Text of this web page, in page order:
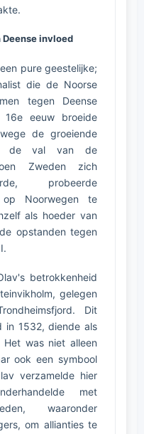
invloed
pure geestelijke;
die de Noorse
tegen Deense
eeuw broeide
de groeiende
de val van de
Zweden zich
probeerde
Noorwegen te
als hoeder van
opstanden tegen
betrokkenheid
gelegen
Dit
in 1532, diende als
was niet alleen
ook een symbool
verzamelde hier
met
waaronder
om allianties te